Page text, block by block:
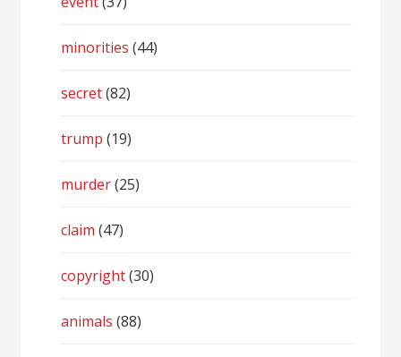
minorities (44)
secret(82)
trump (19)
murder(25)
claim (47)
copyright(30)
animals (88)